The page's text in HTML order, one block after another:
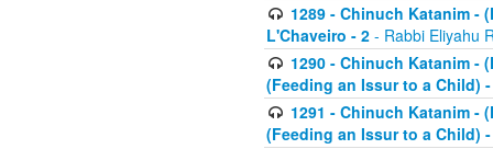
1289 - Chinuch Katanim -
L'Chaveiro - 2 - Rabbi Eliyahu
1290 - Chinuch Katanim -
(Feeding an Issur to a Child)
1291 - Chinuch Katanim -
(Feeding an Issur to a Child)